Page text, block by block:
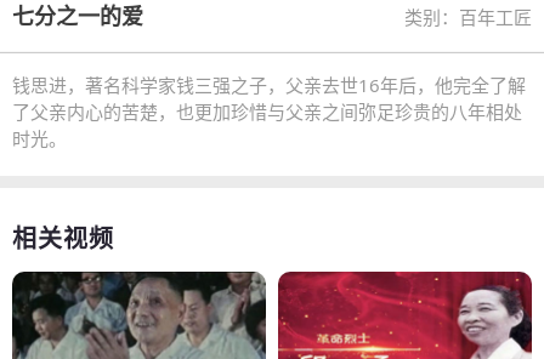
七分之一的爱 类别：百年工匠
钱思进，著名科学家钱三强之子，父亲去世16年后，他完全了解
了父亲内心的苦楚，也更加珍惜与父亲之间弥足珍贵的八年相处
时光。
相关视频